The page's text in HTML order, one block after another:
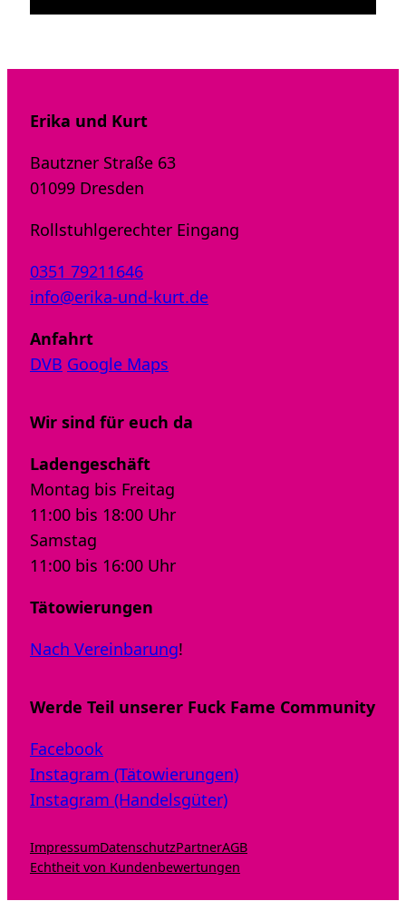
Erika und Kurt
Bautzner Straße 63
01099 Dresden
Rollstuhlgerechter Eingang
0351 79211646
info@erika-und-kurt.de
Anfahrt
DVB Google Maps
Wir sind für euch da
Ladengeschäft
Montag bis Freitag
11:00 bis 18:00 Uhr
Samstag
11:00 bis 16:00 Uhr
Tätowierungen
Nach Vereinbarung!
Werde Teil unserer Fuck Fame Community
Facebook
Instagram (Tätowierungen)
Instagram (Handelsgüter)
ImpressumDatenschutzPartnerAGB
Echtheit von Kundenbewertungen